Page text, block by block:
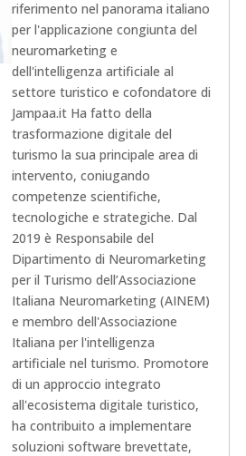
riferimento nel panorama italiano
per l'applicazione congiunta del
neuromarketing e
dell'intelligenza artificiale al
settore turistico e cofondatore di
Jampaa.it Ha fatto della
trasformazione digitale del
turismo la sua principale area di
intervento, coniugando
competenze scientifiche,
tecnologiche e strategiche. Dal
2019 è Responsabile del
Dipartimento di Neuromarketing
per il Turismo dell’Associazione
Italiana Neuromarketing (AINEM)
e membro dell'Associazione
Italiana per l'intelligenza
artificiale nel turismo. Promotore
di un approccio integrato
all'ecosistema digitale turistico,
ha contribuito a implementare
soluzioni software brevettate,